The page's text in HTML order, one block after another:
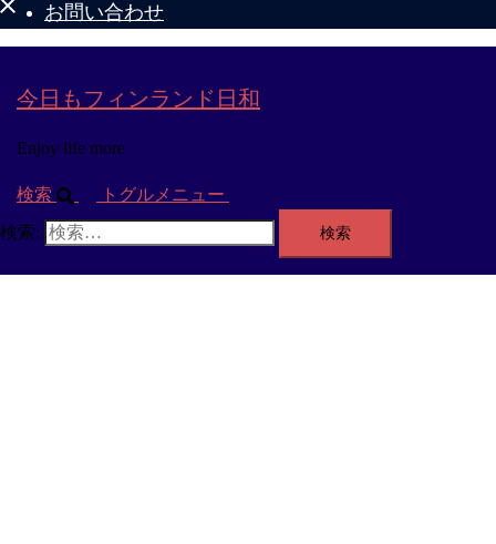
お問い合わせ
今日もフィンランド日和
Enjoy life more
検索
トグルメニュー
検索: